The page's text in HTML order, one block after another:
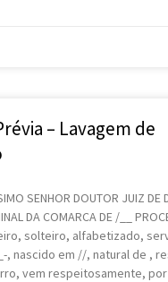
– Lavagem de
SENHOR DOUTOR JUIZ DE
DA COMARCA DE /__
solteiro, alfabetizado,
, nascido em //, natural de ,
vem respeitosamente, por